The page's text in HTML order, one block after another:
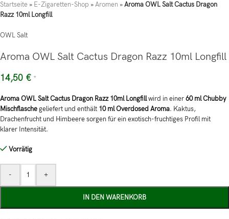
Startseite » E-Zigaretten-Shop »Aromen »Aroma OWL Salt Cactus Dragon
Razz 10ml Longfill
OWL Salt
Aroma OWL Salt Cactus Dragon Razz 10ml Longfill
14,50 € *
Aroma OWL Salt Cactus Dragon Razz 10ml Longfillwird in einer60 ml Chubby
Mischflaschegeliefert und enthält 10 ml Overdosed Aroma. Kaktus,
Drachenfrucht und Himbeere sorgen für ein exotisch-fruchtiges Profil mit
klarer Intensität.
Vorrätig
- +
IN DEN WARENKORB